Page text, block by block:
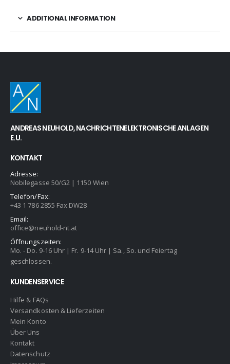
ADDITIONAL INFORMATION
ANDREAS NEUHOLD, NACHRICHTENELEKTRONISCHE ANLAGEN
E.U.
KONTAKT
Adresse:
Nobilegasse 50/G2 | 1150 Wien
Telefon/Fax:
+43 1 786 2855 Fax DW28
Email:
office@neuhold-nt.at
Öffnungszeiten:
Mo. - Do. 9-16 Uhr | Fr. 9-14 Uhr | Sa., So. und Feiertag
geschlossen.
KUNDENSERVICE
Hilfe & FAQs
Versandkosten & Lieferzeiten
Mein Konto
Über Uns
Kontakt
Datenschutz